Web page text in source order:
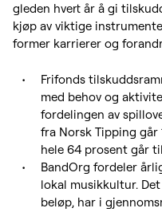
gleden hvert år å gi
kjøp av viktige
former karrierer og
Frifonds
med behov og
fordelingen av
fra Norsk Tipping
hele 64 prosent går
BandOrg fordeler
lokal musikkultur.
beløp, har i